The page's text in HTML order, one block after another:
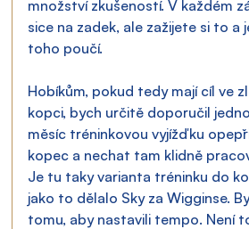
množství zkušeností. V každém
sice na zadek, ale zažijete si to a
toho poučí.
Hobíkům, pokud tedy mají cíl ve
kopci, bych určitě doporučil
měsíc tréninkovou vyjížďku
kopec a nechat tam klidně
Je tu taky varianta tréninku do
jako to dělalo Sky za Wigginse.
tomu, aby nastavili tempo. Není